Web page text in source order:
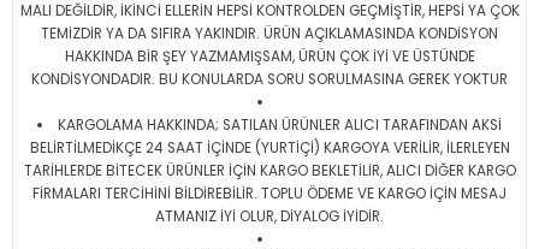
MALI DEĞİLDİR, İKİNCİ ELLERİN HEPSİ KONTROLDEN GEÇMİŞTİR, HEPSİ YA ÇOK
TEMİZDİR YA DA SIFIRA YAKINDIR. ÜRÜN AÇIKLAMASINDA KONDİSYON
HAKKINDA BİR ŞEY YAZMAMIŞSAM, ÜRÜN ÇOK İYİ VE ÜSTÜNDE
KONDİSYONDADIR. BU KONULARDA SORU SORULMASINA GEREK YOKTUR
KARGOLAMA HAKKINDA; SATILAN ÜRÜNLER ALICI TARAFINDAN AKSİ
BELİRTİLMEDİKÇE 24 SAAT İÇİNDE (YURTİÇİ) KARGOYA VERİLİR, İLERLEYEN
TARİHLERDE BİTECEK ÜRÜNLER İÇİN KARGO BEKLETİLİR, ALICI DİĞER KARGO
FİRMALARI TERCİHİNİ BİLDİREBİLİR. TOPLU ÖDEME VE KARGO İÇİN MESAJ
ATMANIZ İYİ OLUR, DİYALOG İYİDİR.